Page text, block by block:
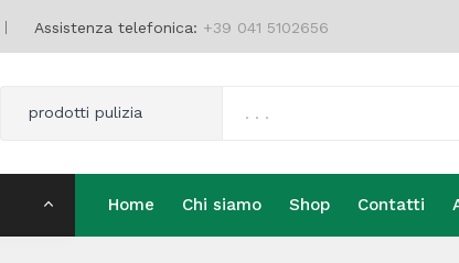
Assistenza telefonica: +39 041 5102656
prodotti pulizia
Home Chi siamo Shop Contatti